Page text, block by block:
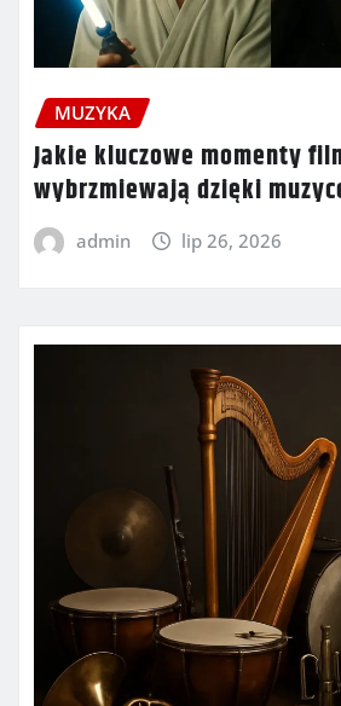
MUZYKA
Jakie kluczowe momenty
wybrzmiewają dzięki
admin lip 26, 2026